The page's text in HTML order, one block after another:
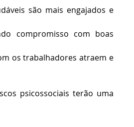
são mais engajados e
compromisso com boas
os trabalhadores atraem e
psicossociais terão uma